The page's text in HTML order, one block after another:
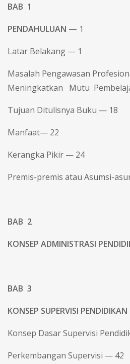
BAB 1
PENDAHULUAN — 1
Latar Belakang — 1
Masalah Pengawasan
Meningkatkan Mutu
Tujuan Ditulisnya Buku — 18
Manfaat— 22
Kerangka Pikir — 24
Premis-premis atau Asumsi-
BAB 2
KONSEP ADMINISTRASI
BAB 3
KONSEP SUPERVISI
Konsep Dasar Supervisi
Perkembangan Supervisi — 42